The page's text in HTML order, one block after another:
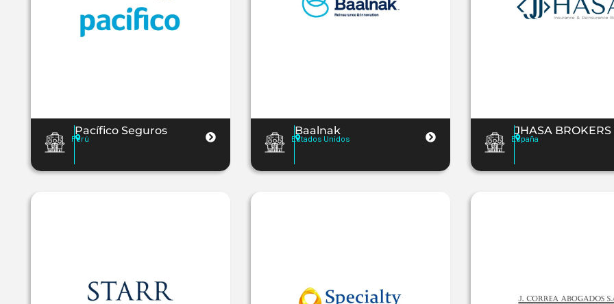
Pacífico Seguros
Perú
Baalnak
Estados Unidos
JHASA BROKERS
España